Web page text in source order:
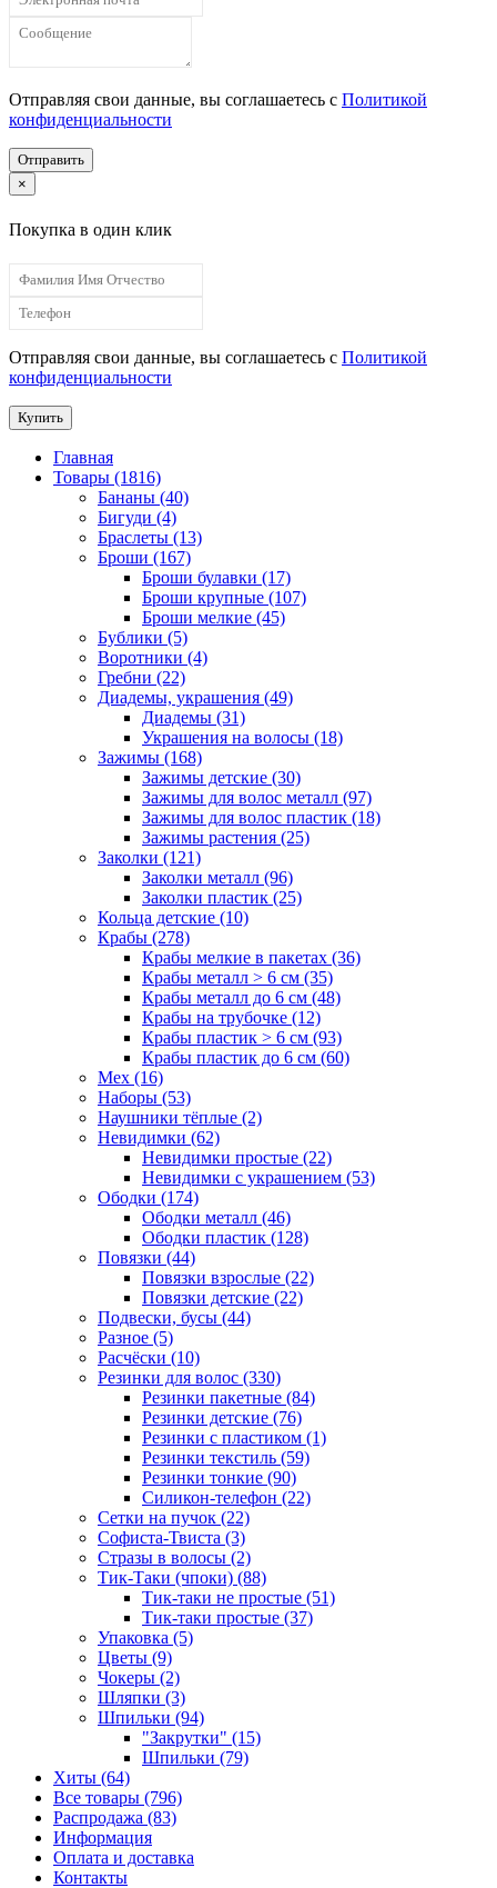
Отправляя свои данные, вы соглашаетесь с Политикой
конфиденциальности
Отправить
×
Покупка в один клик
Отправляя свои данные, вы соглашаетесь с Политикой
конфиденциальности
Купить
Главная
Товары (1816)
Бананы (40)
Бигуди (4)
Браслеты (13)
Броши (167)
Броши булавки (17)
Броши крупные (107)
Броши мелкие (45)
Бублики (5)
Воротники (4)
Гребни (22)
Диадемы, украшения (49)
Диадемы (31)
Украшения на волосы (18)
Зажимы (168)
Зажимы детские (30)
Зажимы для волос металл (97)
Зажимы для волос пластик (18)
Зажимы растения (25)
Заколки (121)
Заколки металл (96)
Заколки пластик (25)
Кольца детские (10)
Крабы (278)
Крабы мелкие в пакетах (36)
Крабы металл > 6 см (35)
Крабы металл до 6 см (48)
Крабы на трубочке (12)
Крабы пластик > 6 см (93)
Крабы пластик до 6 см (60)
Мех (16)
Наборы (53)
Наушники тёплые (2)
Невидимки (62)
Невидимки простые (22)
Невидимки с украшением (53)
Ободки (174)
Ободки металл (46)
Ободки пластик (128)
Повязки (44)
Повязки взрослые (22)
Повязки детские (22)
Подвески, бусы (44)
Разное (5)
Расчёски (10)
Резинки для волос (330)
Резинки пакетные (84)
Резинки детские (76)
Резинки с пластиком (1)
Резинки текстиль (59)
Резинки тонкие (90)
Силикон-телефон (22)
Сетки на пучок (22)
Софиста-Твиста (3)
Стразы в волосы (2)
Тик-Таки (чпоки) (88)
Тик-таки не простые (51)
Тик-таки простые (37)
Упаковка (5)
Цветы (9)
Чокеры (2)
Шляпки (3)
Шпильки (94)
"Закрутки" (15)
Шпильки (79)
Хиты (64)
Все товары (796)
Распродажа (83)
Информация
Оплата и доставка
Контакты